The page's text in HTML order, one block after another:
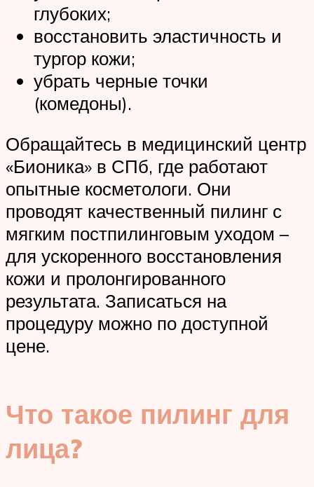
глубоких;
восстановить эластичность и
тургор кожи;
убрать черные точки
(комедоны).
Обращайтесь в медицинский центр
«Бионика» в СПб, где работают
опытные косметологи. Они
проводят качественный пилинг с
мягким постпилинговым уходом –
для ускоренного восстановления
кожи и пролонгированного
результата. Записаться на
процедуру можно по доступной
цене.
Что такое пилинг для
лица?